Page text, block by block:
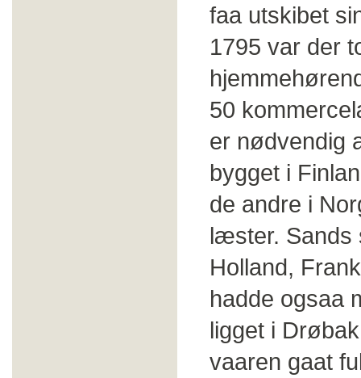
faa utskibet
1795 var der
50
er nødvendig
bygget i
de andre i
læster. Sands
Holland,
hadde ogsaa
ligget i
vaaren gaat